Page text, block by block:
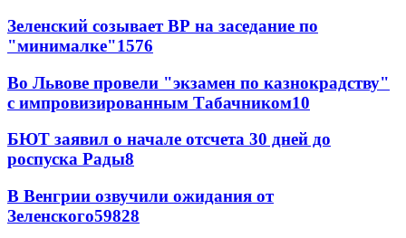
Зеленский созывает ВР на заседание по
"минималке"1576
Во Львове провели "экзамен по казнокрадству"
с импровизированным Табачником10
БЮТ заявил о начале отсчета 30 дней до
роспуска Рады8
В Венгрии озвучили ожидания от
Зеленского59828